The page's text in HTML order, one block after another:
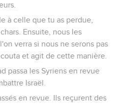
à celle que tu as perdue,
Ensuite, nous les
verra si nous ne serons pas
et agit de cette manière.
passa les Syriens en revue
Israël.
en revue. Ils reçurent des